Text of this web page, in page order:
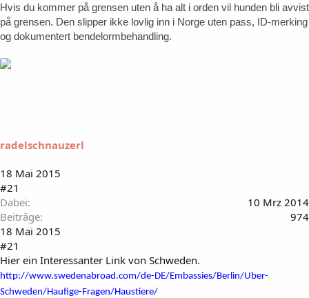
Hvis du kommer på grensen uten å ha alt i orden vil hunden bli avvist
på grensen. Den slipper ikke lovlig inn i Norge uten pass, ID-merking
og dokumentert bendelormbehandling.
radelschnauzerl
18 Mai 2015
#21
Dabei
10 Mrz 2014
Beiträge
974
18 Mai 2015
#21
Hier ein Interessanter Link von Schweden.
http://www.swedenabroad.com/de-DE/Embassies/Berlin/Uber-
Schweden/Haufige-Fragen/Haustiere/